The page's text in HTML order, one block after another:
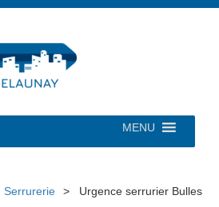
MENU
Serrurerie
Urgence serrurier Bulles